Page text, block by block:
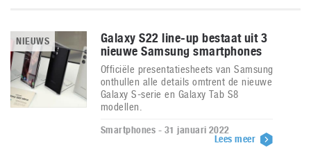
NIEUWS
Galaxy S22 line-up bestaat uit 3
nieuwe Samsung smartphones
Officiële presentatiesheets van Samsung
onthullen alle details omtrent de nieuwe
Galaxy S-serie en Galaxy Tab S8
modellen.
Smartphones - 31 januari 2022
Lees meer